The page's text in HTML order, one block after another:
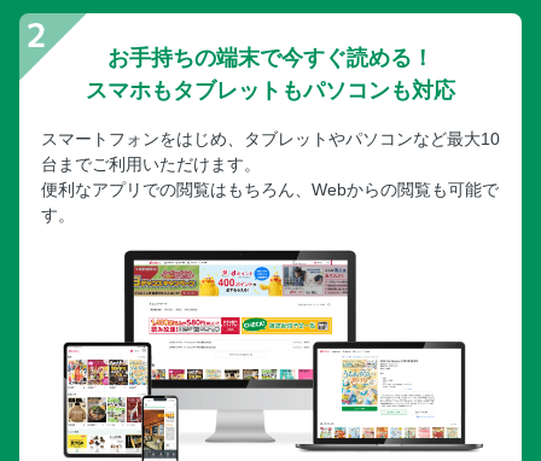
お手持ちの端末で今すぐ読める！
スマホもタブレットもパソコンも対応
スマートフォンをはじめ、タブレットやパソコンなど最大10
台までご利用いただけます。
便利なアプリでの閲覧はもちろん、Webからの閲覧も可能で
す。